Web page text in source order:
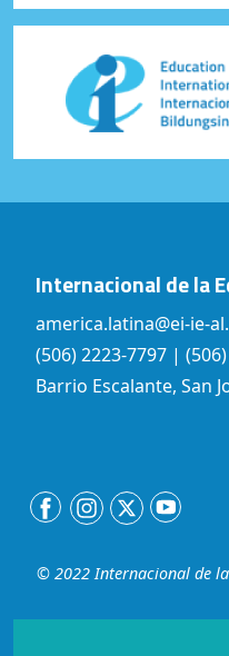
Internacional de la
america.latina@ei-ie-
(506) 2223-7797 |
Barrio Escalante, San
© 2022 Internacional de